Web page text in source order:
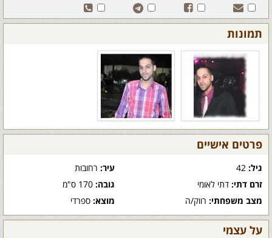
תמונות
פרטים אישיים
גיל: עיר:רחובות
זרם דתי: דתי לאומי גובה:170 ס"מ
מצב משפחתי: רווק/ה מוצא:ספרדי
על עצמי